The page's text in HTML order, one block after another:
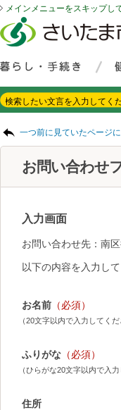
メインメニューをスキップし
一つ前に見ていたページ
お問い合わせ
入力画面
お問い合わせ先：南
以下の内容を入力して
お名前 （必須）
（20文字以内で入力してくだ
ふりがな （必須）
（ひらがな20文字以内で入力
住所